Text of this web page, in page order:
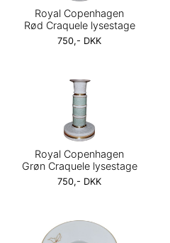
Royal Copenhagen
Rød Craquele lysestage
750,- DKK
Royal Copenhagen
Grøn Craquele lysestage
750,- DKK